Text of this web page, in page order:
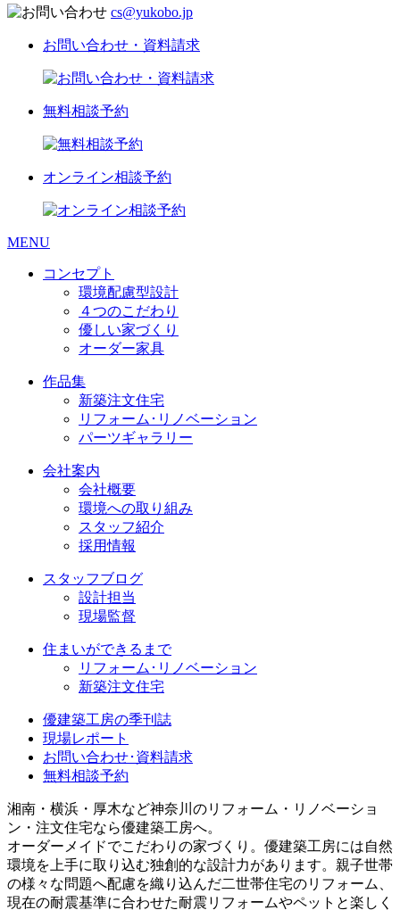
cs@yukobo.jp
お問い合わせ・資料請求
無料相談予約
オンライン相談予約
MENU
コンセプト
環境配慮型設計
４つのこだわり
優しい家づくり
オーダー家具
作品集
新築注文住宅
リフォーム･リノベーション
パーツギャラリー
会社案内
会社概要
環境への取り組み
スタッフ紹介
採用情報
スタッフブログ
設計担当
現場監督
住まいができるまで
リフォーム･リノベーション
新築注文住宅
優建築工房の季刊誌
現場レポート
お問い合わせ･資料請求
無料相談予約
湘南・横浜・厚木など神奈川のリフォーム・リノベーショ
ン・注文住宅なら優建築工房へ。
オーダーメイドでこだわりの家づくり。優建築工房には自然
環境を上手に取り込む独創的な設計力があります。親子世帯
の様々な問題へ配慮を織り込んだ二世帯住宅のリフォーム、
現在の耐震基準に合わせた耐震リフォームやペットと楽しく